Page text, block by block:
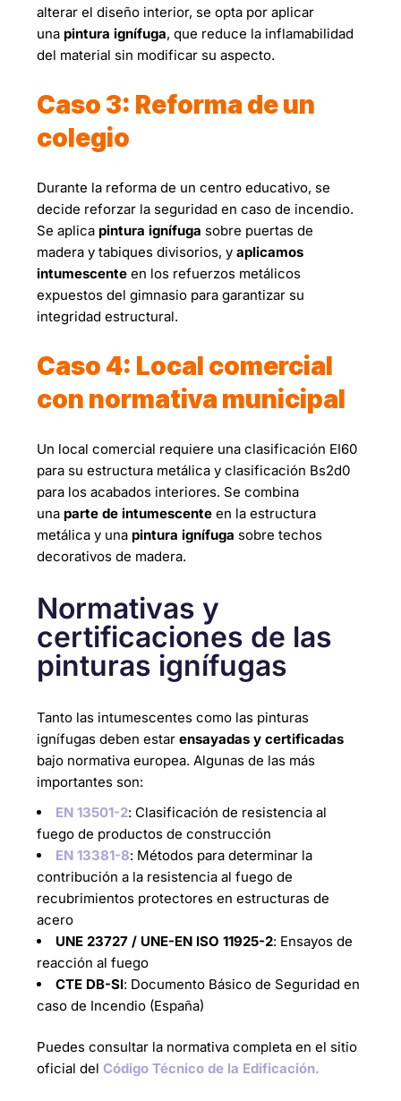
alterar el diseño interior, se opta por aplicar
una pintura ignífuga, que reduce la inflamabilidad
del material sin modificar su aspecto.
Caso 3: Reforma de un
colegio
Durante la reforma de un centro educativo, se
decide reforzar la seguridad en caso de incendio.
Se aplica pintura ignífuga sobre puertas de
madera y tabiques divisorios, yaplicamos
intumescente en los refuerzos metálicos
expuestos del gimnasio para garantizar su
integridad estructural.
Caso 4: Local comercial
con normativa municipal
Un local comercial requiere una clasificación EI60
para su estructura metálica y clasificación Bs2d0
para los acabados interiores. Se combina
una parte de intumescente en la estructura
metálica y una pintura ignífuga sobre techos
decorativos de madera.
Normativas y
certificaciones de las
pinturas ignífugas
Tanto las intumescentes como las pinturas
ignífugas deben estarensayadas y certificadas
bajo normativa europea. Algunas de las más
importantes son:
EN 13501-2: Clasificación de resistencia al
fuego de productos de construcción
EN 13381-8: Métodos para determinar la
contribución a la resistencia al fuego de
recubrimientos protectores en estructuras de
acero
UNE 23727 / UNE-EN ISO 11925-2: Ensayos de
reacción al fuego
CTE DB-SI: Documento Básico de Seguridad en
caso de Incendio (España)
Puedes consultar la normativa completa en el sitio
oficial delCódigo Técnico de la Edificación.